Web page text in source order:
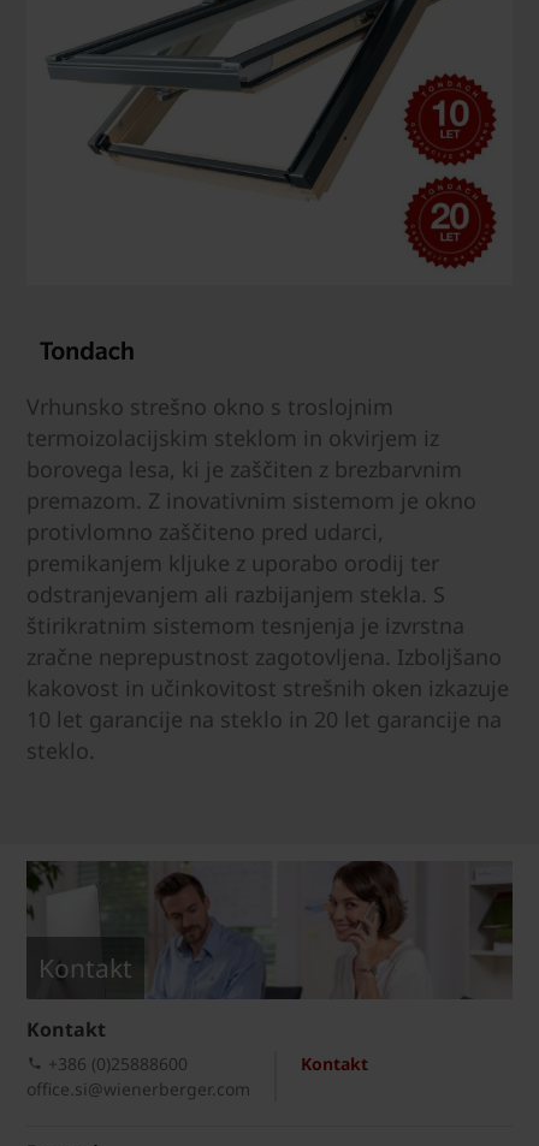
Vrhunsko strešno okno s troslojnim
termoizolacijskim steklom in okvirjem iz
borovega lesa, ki je zaščiten z brezbarvnim
premazom. Z inovativnim sistemom je okno
protivlomno zaščiteno pred udarci,
premikanjem kljuke z uporabo orodij ter
odstranjevanjem ali razbijanjem stekla. S
štirikratnim sistemom tesnjenja je izvrstna
zračne neprepustnost zagotovljena. Izboljšano
kakovost in učinkovitost strešnih oken izkazuje
10 let garancije na steklo in 20 let garancije na
steklo.
Kontakt
Kontakt
Kontakt
+386 (0)25888600
office.si@wienerberger.com